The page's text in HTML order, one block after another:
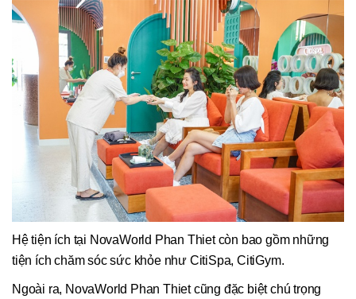
Hệ tiện ích tại NovaWorld Phan Thiet còn bao gồm những
tiện ích chăm sóc sức khỏe như CitiSpa, CitiGym.
Ngoài ra, NovaWorld Phan Thiet cũng đặc biệt chú trọng